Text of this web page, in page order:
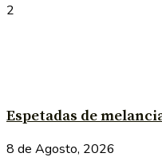
2
Espetadas de
8 de Agosto, 2026